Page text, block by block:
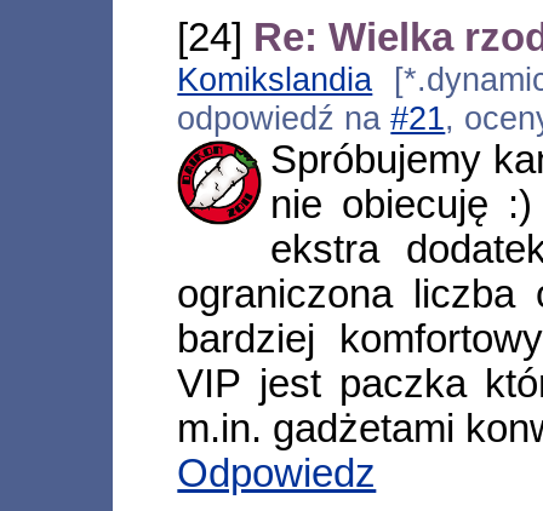
[24] Re: Wielka
Komikslandia
odpowiedź na#21,
Spróbujemy
nie obiecuję
ekstra
ograniczona
bardziej
VIP jest paczka
m.in. gadżetami
Odpowiedz